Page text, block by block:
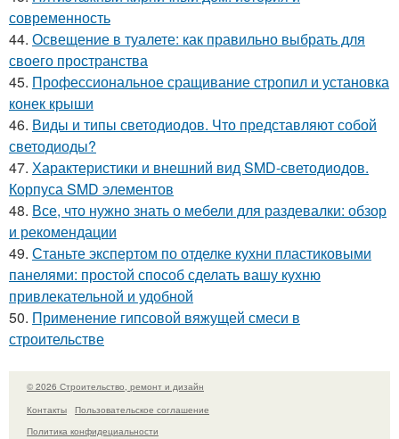
современность
44. Освещение в туалете: как правильно выбрать для
своего пространства
45. Профессиональное сращивание стропил и установка
конек крыши
46. Виды и типы светодиодов. Что представляют собой
светодиоды?
47. Характеристики и внешний вид SMD-светодиодов.
Корпуса SMD элементов
48. Все, что нужно знать о мебели для раздевалки: обзор
и рекомендации
49. Станьте экспертом по отделке кухни пластиковыми
панелями: простой способ сделать вашу кухню
привлекательной и удобной
50. Применение гипсовой вяжущей смеси в
строительстве
© 2026 Строительство, ремонт и дизайн
Контакты
Пользовательское соглашение
Политика конфидециальности